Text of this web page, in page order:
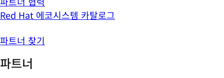
Red Hat 에코시스템 카탈로그
파트너 찾기
파트너